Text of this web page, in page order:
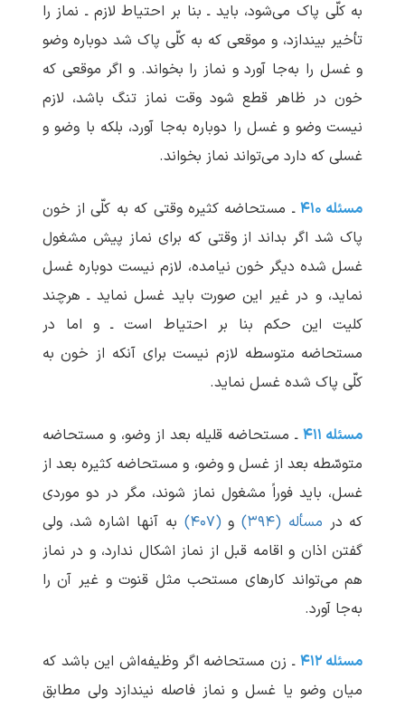
به کلّی پاک می‌شود، باید ـ بنا بر احتیاط لازم ـ نماز را
تأخیر بیندازد، و موقعی که به کلّی پاک شد دوباره وضو
و غسل را به‌جا آورد و نماز را بخواند. و اگر موقعی که
خون در ظاهر قطع شود وقت نماز تنگ باشد، لازم
نیست وضو و غسل را دوباره به‌جا آورد، بلکه با وضو و
غسلی که دارد می‌تواند نماز بخواند.
مسئله ۴۱۰
ـ مستحاضه کثیره وقتی که به کلّی از خون
پاک شد اگر بداند از وقتی که برای نماز پیش مشغول
غسل شده دیگر خون نیامده، لازم نیست دوباره غسل
نماید، و در غیر این صورت باید غسل نماید ـ هرچند
کلیت این حکم بنا بر احتیاط است ـ و اما در
مستحاضه متوسطه لازم نیست برای آنکه از خون به
کلّی پاک شده غسل نماید.
مسئله ۴۱۱
ـ مستحاضه قلیله بعد از وضو، و مستحاضه
متوسّطه بعد از غسل و وضو، و مستحاضه کثیره بعد از
غسل، باید فوراً مشغول نماز شوند، مگر در دو موردی
که در مسأله (۳۹۴) و (۴۰۷)
به آنها اشاره شد، ولی
گفتن اذان و اقامه قبل از نماز اشکال ندارد، و در نماز
هم می‌تواند کارهای مستحب مثل قنوت و غیر آن را
به‌جا آورد.
مسئله ۴۱۲
ـ زن مستحاضه اگر وظیفه‌اش این باشد که
میان وضو یا غسل و نماز فاصله نیندازد ولی مطابق